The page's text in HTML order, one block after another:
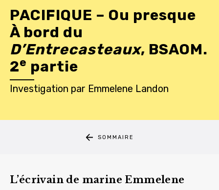
PACIFIQUE – Ou presque
À bord du
D’Entrecasteaux, BSAOM.
2e partie
Investigation par Emmelene Landon
SOMMAIRE
L’écrivain de marine Emmelene